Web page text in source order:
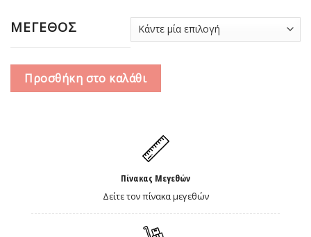
ΜΕΓΕΘΟΣ
Προσθήκη στο καλάθι
Πίνακας Μεγεθών
Δείτε τον πίνακα μεγεθών